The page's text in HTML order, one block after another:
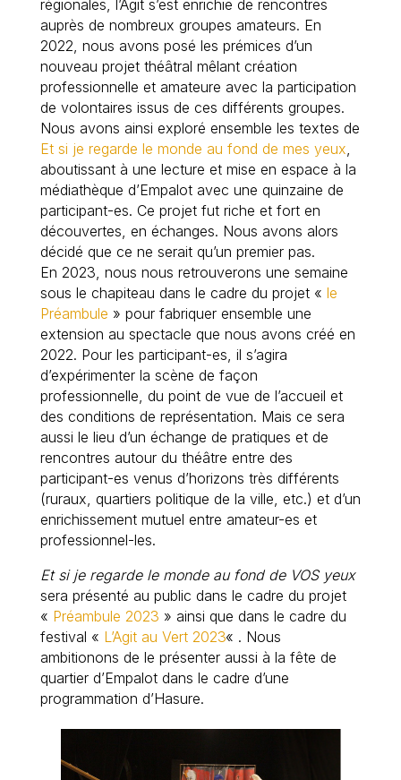
régionales, l’Agit s’est enrichie de rencontres
auprès de nombreux groupes amateurs. En
2022, nous avons posé les prémices d’un
nouveau projet théâtral mêlant création
professionnelle et amateure avec la participation
de volontaires issus de ces différents groupes.
Nous avons ainsi exploré ensemble les textes de
Et si je regarde le monde au fond de mes yeux,
aboutissant à une lecture et mise en espace à la
médiathèque d’Empalot avec une quinzaine de
participant-es. Ce projet fut riche et fort en
découvertes, en échanges. Nous avons alors
décidé que ce ne serait qu’un premier pas.
En 2023, nous nous retrouverons une semaine
sous le chapiteau dans le cadre du projet « le
Préambule » pour fabriquer ensemble une
extension au spectacle que nous avons créé en
2022. Pour les participant-es, il s’agira
d’expérimenter la scène de façon
professionnelle, du point de vue de l’accueil et
des conditions de représentation. Mais ce sera
aussi le lieu d’un échange de pratiques et de
rencontres autour du théâtre entre des
participant-es venus d’horizons très différents
(ruraux, quartiers politique de la ville, etc.) et d’un
enrichissement mutuel entre amateur-es et
professionnel-les.
Et si je regarde le monde au fond de VOS yeux
sera présenté au public dans le cadre du projet
« Préambule 2023 » ainsi que dans le cadre du
festival « L’Agit au Vert 2023« . Nous
ambitionons de le présenter aussi à la fête de
quartier d’Empalot dans le cadre d’une
programmation d’Hasure.